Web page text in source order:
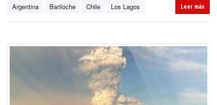
Argentina Bariloche Chile Los Lagos Leer más